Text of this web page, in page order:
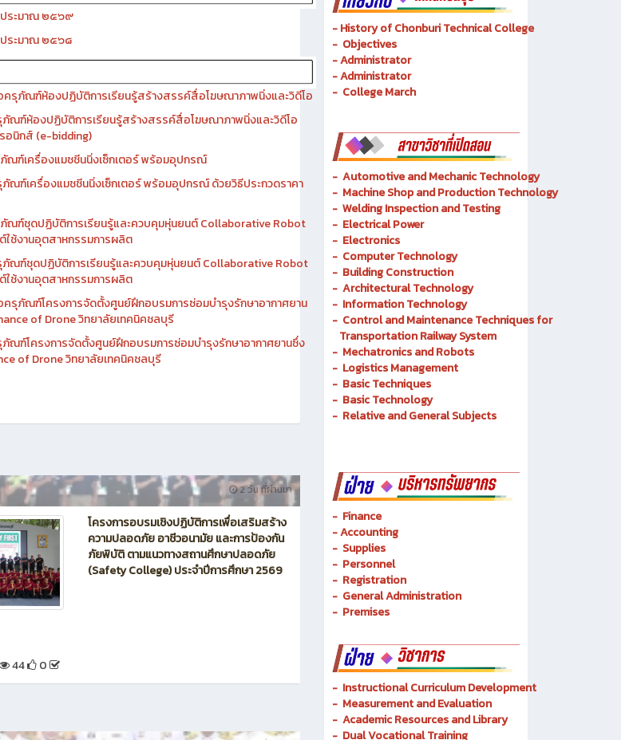
ารใช้พลังงานเพื่อรองรับสถานการณ์วิกฤตการณ์ภูมิภาค
ระมาณ ๒๕๖๙
ระมาณ ๒๕๖๘
ครุภัณฑ์ห้องปฏิบัติการเรียนรู้สร้างสรรค์สื่อโฆษณาภาพนิ่งและวิดีโอ
ภัณฑ์ห้องปฏิบัติการเรียนรู้สร้างสรรค์สื่อโฆษณาภาพนิ่งและวิดีโอ
นิกส์ (e-bidding)
ณฑ์เครื่องแมชชีนนิ่งเซ็กเตอร์ พร้อมอุปกรณ์
ภัณฑ์เครื่องแมชชีนนิ่งเซ็กเตอร์ พร้อมอุปกรณ์ ด้วยวิธีประกวดราคา
ณฑ์ชุดปฏิบัติการเรียนรู้และควบคุมหุ่นยนต์ Collaborative Robot
ใช้งานอุตสาหกรรมการผลิต
ภัณฑ์ชุดปฏิบัติการเรียนรู้และควบคุมหุ่นยนต์ Collaborative Robot
ใช้งานอุตสาหกรรมการผลิต
ครุภัณฑ์โครงการจัดตั้งศูนย์ฝึกอบรมการซ่อมบำรุงรักษาอากาศยาน
of Drone วิทยาลัยเทคนิคชลบุรี
2 วัน ที่ผ่านมา
44 0
- History of Chonburi Technical College
- Administrator
- College March
- Automotive and Mechanic
- Machine Shop and Production Technology
- Welding Inspection and Testing
- Electrical Power
- Electronics
- Computer Technology
-Building Construction
- Architectural Technology
- Information Technology
- Control and Maintenance Techniques for
Transportation Railway System
- Mechatronics and Robots
-Relative and General Subjects
- Finance
- Accounting
- Supplies
- Registration
-General Administration
-Premises